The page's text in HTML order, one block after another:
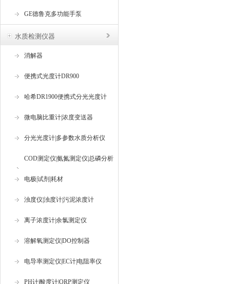
GE德鲁克多功能手泵
水质检测仪器
消解器
便携式光度计DR900
哈希DR1900便携式分光光度计
微电脑比重计|浓度变送器
分光光度计|多参数水质分析仪
COD测定仪|氨氮测定仪|总磷分析
仪
电极|试剂|耗材
浊度仪|浊度计|污泥浓度计
离子浓度计|余氯测定仪
溶解氧测定仪|DO控制器
电导率测定仪|EC计|电阻率仪
PH计|酸度计|ORP测定仪